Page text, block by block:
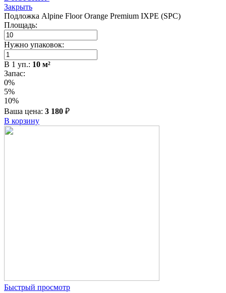
Закрыть
Подложка Alpine Floor Orange Premium IXPE (SPC)
Площадь:
Нужно упаковок:
В 1 уп.: 10 м²
Запас:
0%
5%
10%
Ваша цена: 3 180 ₽
В корзину
Быстрый просмотр